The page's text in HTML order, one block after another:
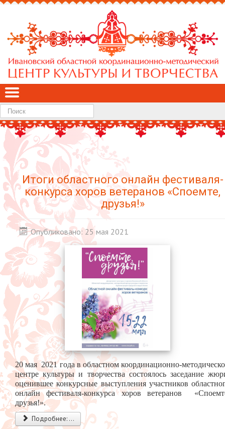
Найти
Итоги областного онлайн фестиваля-
конкурса хоров ветеранов «Споемте,
друзья!»
Опубликовано: 25 мая 2021
20 мая 2021 года в областном координационно-
центре культуры и творчества состоялось заседание
оценившее конкурсные выступления участников
онлайн фестиваля-конкурса хоров ветеранов
друзья!».
Подробнее: ...